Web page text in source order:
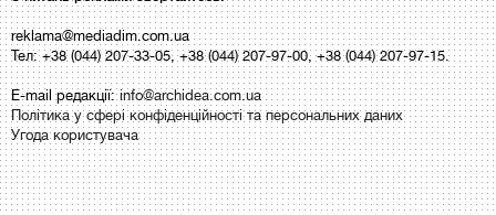
reklama@mediadim.com.ua
Тел: +38 (044) 207-33-05, +38 (044) 207-97-00, +38 (044) 207-97-15.
E-mail редакції:info@archidea.com.ua
Політика у сфері конфіденційності та персональних даних
Угода користувача